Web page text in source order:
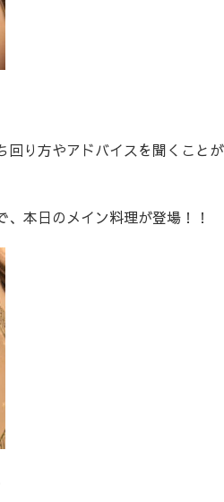
回り方やアドバイスを聞くこと
本日のメイン料理が登場！！